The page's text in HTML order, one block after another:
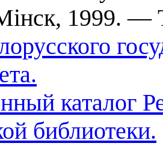
1999. —
каталог
библиотеки.